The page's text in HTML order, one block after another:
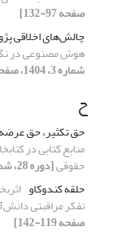
صفحه 97-132]
چالش­‌های اخلاقی
هوش مصنوعی در
شماره 3، 1404، صفحه 5-34]
ح
حق تکثیر، حق
منابع کتابی در
حقوقی[دوره 28، شماره 2، 1404، صفحه 143-180]
حلقه کندوکاو
تفکر مراقبتی
صفحه 119-142]